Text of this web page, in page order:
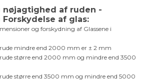
nøjagtighed af ruden -
Forskydelse af glas:
og forskydning af Glassene i
rude mindre end 2000 mm er ± 2 mm
rude større end 2000 mm og mindre end 3500
rude større end 3500 mm og mindre end 5000